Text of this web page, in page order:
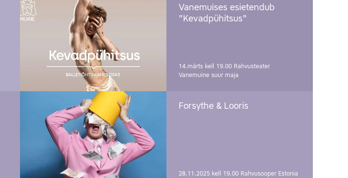
Vanemuises esietendub
"Kevadpühitsus"
14.märts kell 19.00 Rahvusteater
Vanemuine suur maja
Forsythe & Looris
28.11.2025 kell 19.00 Rahvusooper Estonia